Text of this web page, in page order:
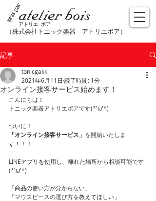
アトリエ ボア
（株式会社トニック楽器​ アトリエボア）
記事
オンライン接客サービス始めます！
tonicgakki
2021年6月11日 読了時間: 1分
こんにちは！
トニック楽器アトリエボアです(*'ω'*)
ついに！
「オンライン接客サービス」 を開始いたしま
す！！！
LINEアプリを使用し、離れた場所から相談可能です
(*'ω'*)
「商品の使い方が分からない」
「マウスピースの選び方を教えてほしい」